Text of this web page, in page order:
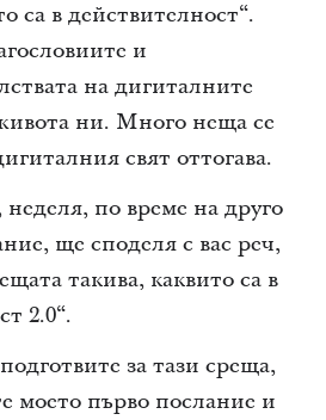
са в действителност“.
и
на дигиталните
ни. Много неща се
свят оттогава.
по време на друго
ще споделя с вас реч,
такива, каквито са в
2.0“.
за тази среща,
моето първо послание и